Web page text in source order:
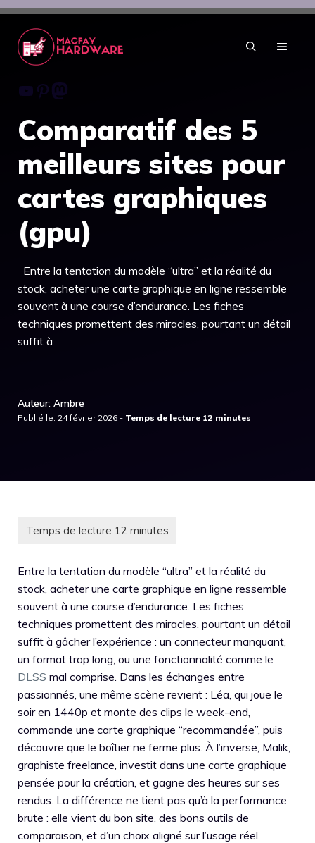
Aller
contenu
MENU
Youtube
Pinterest
Mastodon
Comparatif des 5
meilleurs sites pour
cartes graphiques
(gpu)
Entre la tentation du modèle “ultra” et la réalité du
stock, acheter une carte graphique en ligne ressemble
souvent à une course d’endurance. Les fiches
techniques promettent des miracles, pourtant un détail
suffit à
Auteur: Ambre
Publié le: 24 février 2026 -
Entre la tentation du modèle “ultra” et la réalité du
stock, acheter une carte graphique en ligne ressemble
souvent à une course d’endurance. Les fiches
techniques promettent des miracles, pourtant un détail
suffit à gâcher l’expérience : un connecteur manquant,
un format trop long, ou une fonctionnalité comme le
DLSS mal comprise. Dans les échanges entre
passionnés, une même scène revient : Léa, qui joue le
soir en 1440p et monte des clips le week-end,
commande une carte graphique “recommandée”, puis
découvre que le boîtier ne ferme plus. À l’inverse, Malik,
graphiste freelance, investit dans une carte graphique
pensée pour la création, et gagne des heures sur ses
rendus. La différence ne tient pas qu’à la performance
brute : elle vient du bon site, des bons outils de
comparaison, et d’un choix aligné sur l’usage réel.